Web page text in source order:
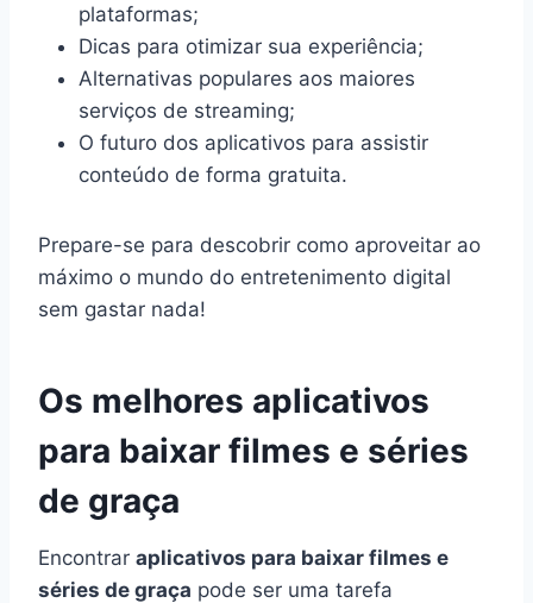
plataformas;
Dicas para otimizar sua experiência;
Alternativas populares aos maiores
serviços de streaming;
O futuro dos aplicativos para assistir
conteúdo de forma gratuita.
Prepare-se para descobrir como aproveitar ao
máximo o mundo do entretenimento digital
sem gastar nada!
Os melhores aplicativos
para baixar filmes e séries
de graça
Encontrar aplicativos para baixar filmes e
séries de graça pode ser uma tarefa